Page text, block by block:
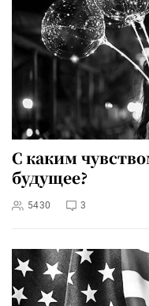
С каким
будущее?
5430 3